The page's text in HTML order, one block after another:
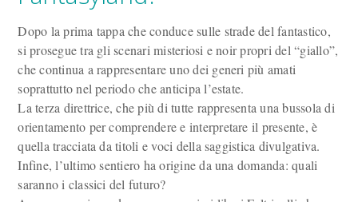
Dopo la prima tappa che conduce sulle strade del fantastico,
si prosegue tra gli scenari misteriosi e noir propri del “giallo”,
che continua a rappresentare uno dei generi più amati
soprattutto nel periodo che anticipa l’estate.
La terza direttrice, che più di tutte rappresenta una bussola di
orientamento per comprendere e interpretare il presente, è
quella tracciata da titoli e voci della saggistica divulgativa.
Infine, l’ultimo sentiero ha origine da una domanda: quali
saranno i classici del futuro?